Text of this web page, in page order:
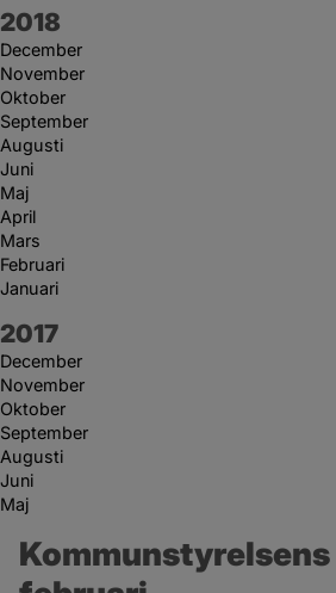
År:
2018
December
November
Oktober
September
Augusti
Juni
Maj
April
Mars
Februari
Januari
År:
2017
December
November
Oktober
September
Augusti
Juni
Maj